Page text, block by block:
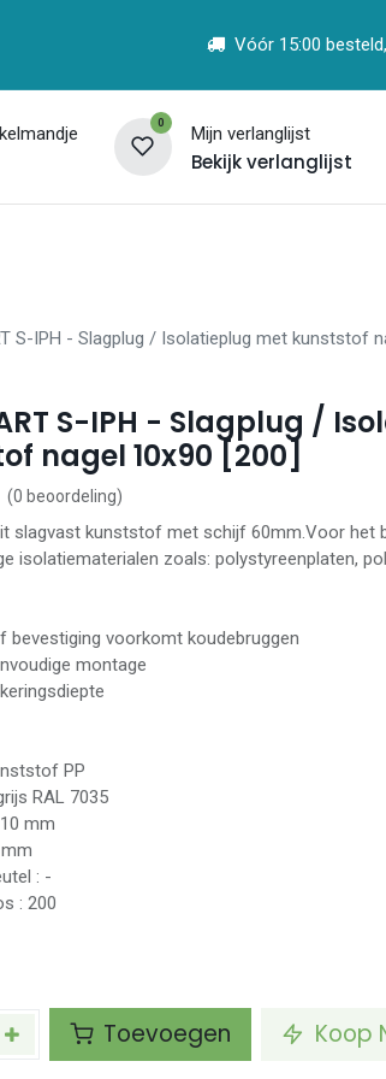
Vóór 15:00 besteld,
0 Mijn verlanglijst
Bekijk verlanglijst
S-IPH - Slagplug / Isolatieplug met kunststof
S-IPH - Slagplug /
nagel 10x90 [200]
(0 beoordeling)
slagvast kunststof met schijf 60mm.Voor het
isolatiematerialen zoals: polystyreenplaten,
bevestiging voorkomt koudebruggen
montage
PP
RAL 7035
mm
: -
: 200
Toevoegen Koop